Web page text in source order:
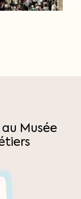
au Musée